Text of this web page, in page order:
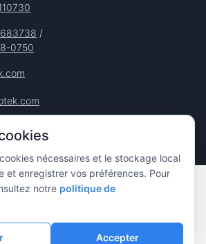
/
0750
Hangzhou ToupTek Photonics Co.,
nécessaires et le stockage local
et enregistrer vos préférences. Pour
notre politique de
Accepter